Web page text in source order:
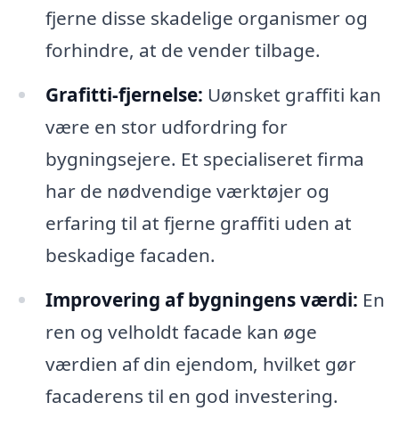
fjerne disse skadelige organismer og
forhindre, at de vender tilbage.
Grafitti-fjernelse: Uønsket graffiti kan
være en stor udfordring for
bygningsejere. Et specialiseret firma
har de nødvendige værktøjer og
erfaring til at fjerne graffiti uden at
beskadige facaden.
Improvering af bygningens værdi: En
ren og velholdt facade kan øge
værdien af din ejendom, hvilket gør
facaderens til en god investering.